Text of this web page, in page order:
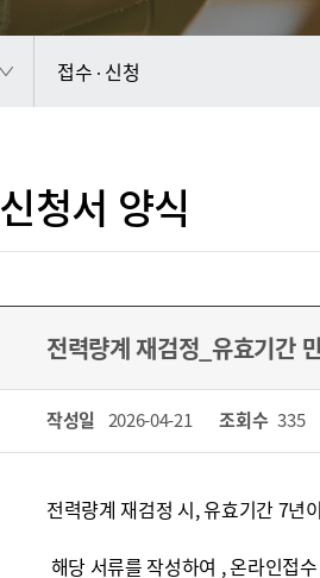
접수 ∙ 신청
신청서 양식
전력량계 재검정_유효기간
작성일 2026-04-21 조회수 335
전력량계 재검정 시, 유효기간 7년
해당 서류를 작성하여 , 온라인접